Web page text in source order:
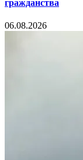
гражданства
06.08.2026